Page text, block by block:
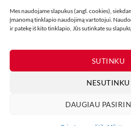
Mes naudojame slapukus (angl. cookies),
įmanomą tinklapio naudojimą vartotojui.
ir patekę iš kito tinklapio, Jūs sutinkate su
SUTINKU
NESUTINKU
DAUGIAU
fejerverkų
parduotuvė
Klaipedoje!
01
Lap
Kaip fotografuoti fejerverkus
Komentavimas išjungtasįraše
MŪSŲ PARDUOTUVĖS